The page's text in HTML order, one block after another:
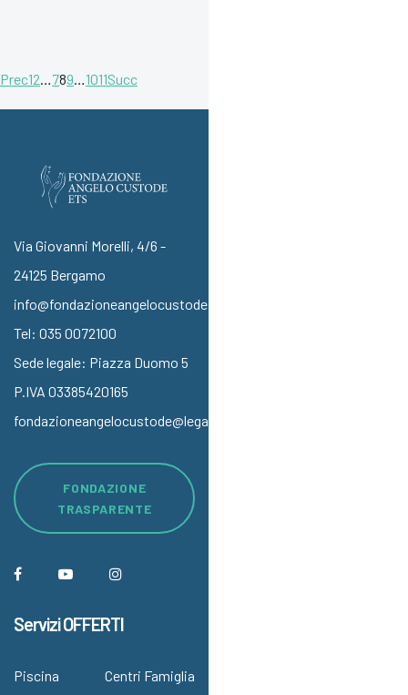
Prec12 789 1011Succ
Via Giovanni Morelli, 4/6 -
24125 Bergamo
info@fondazioneangelocustode.it
Tel: 035 0072100
Sede legale: Piazza Duomo 5
P.IVA 03385420165
fondazioneangelocustode@legalmail.it
FONDAZIONE
TRASPARENTE
Servizi OFFERTI
Piscina
Centri Famiglia